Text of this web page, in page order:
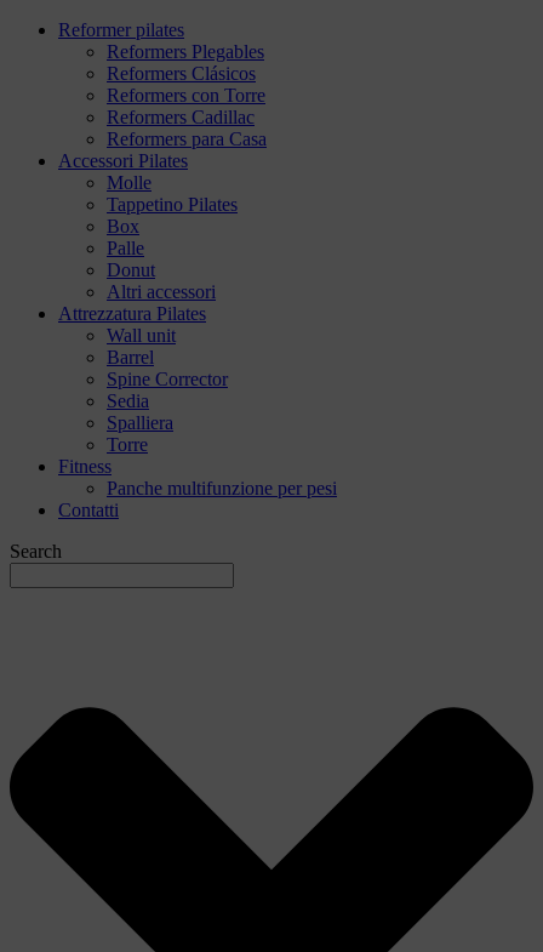
Reformer pilates
Reformers Plegables
Reformers Clásicos
Reformers con Torre
Reformers Cadillac
Reformers para Casa
Accessori Pilates
Molle
Tappetino Pilates
Box
Palle
Donut
Altri accessori
Attrezzatura Pilates
Wall unit
Barrel
Spine Corrector
Sedia
Spalliera
Torre
Fitness
Panche multifunzione per pesi
Contatti
Search